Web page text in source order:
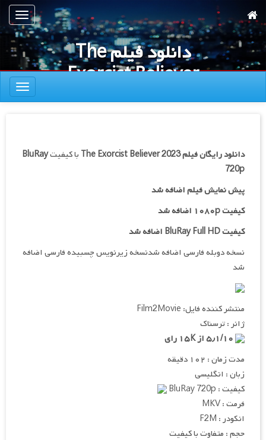
به
محتوای
اصلی
ناوبری
دانلود فیلم The
Exorcist Believer
2023
ناوبری
دانلود رایگان فیلمThe Exorcist Believer 2023 با کیفیتBluRay
720p
پیش نمایش فیلم اضافه شد
کیفیت ۱۰۸۰p اضافه شد
کیفیت BluRay Full HD اضافه شد
نسخه دوبله فارسی اضافه شدنسخه زیرنویس چسبیده فارسی اضافه
شد
منتشر کننده فایل: Film2Movie
ژانر : ترسناک
مدت زمان : ۱۰۲ دقیقه
زبان : انگلیسی
کیفیت : BluRay 720p
فرمت : MKV
انکودر : F2M
حجم : متفاوت با کیفیت